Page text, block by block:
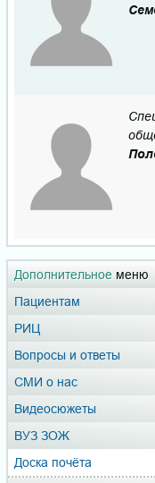
Дополнительное меню
Пациентам
РИЦ
Вопросы и ответы
СМИ о нас
Видеосюжеты
ВУЗ ЗОЖ
Доска почёта